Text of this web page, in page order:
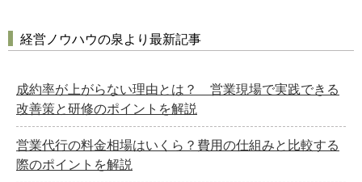
経営ノウハウの泉より最新記事
成約率が上がらない理由とは？ 営業現場で実践できる
改善策と研修のポイントを解説
営業代行の料金相場はいくら？費用の仕組みと比較する
際のポイントを解説